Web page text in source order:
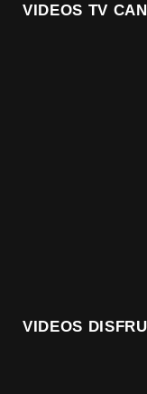
VIDEOS TV
VIDEOS